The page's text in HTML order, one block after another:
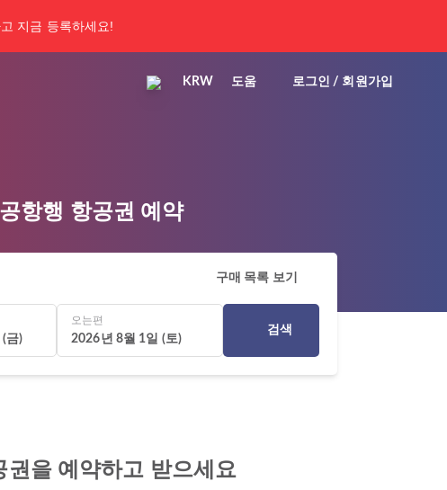
지금 등록하세요!
KRW 도움 로그인 / 회원가입
항행 항공권 예약
구매 목록 보기
금)
오는편
2026년 8월 1일 (토)
검색
을 예약하고 받으세요